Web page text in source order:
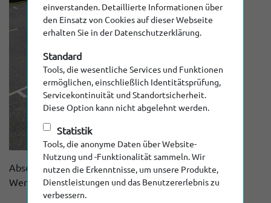
Abschließbare Staukästen für Inspektionskameras und
Werkzeuge
einverstanden. Detaillierte Informationen über
den Einsatz von Cookies auf dieser Webseite
erhalten Sie in der Datenschutzerklärung.
Standard
Tools, die wesentliche Services und Funktionen
ermöglichen, einschließlich Identitätsprüfung,
Servicekontinuität und Standortsicherheit.
Diese Option kann nicht abgelehnt werden.
Statistik
Tools, die anonyme Daten über Website-
Nutzung und -Funktionalität sammeln. Wir
nutzen die Erkenntnisse, um unsere Produkte,
Dienstleistungen und das Benutzererlebnis zu
verbessern.